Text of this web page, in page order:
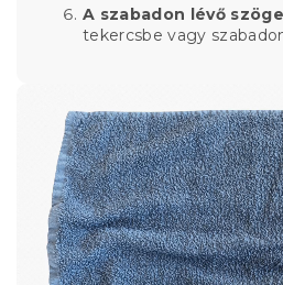
A szabadon lévő
tekercsbe vagy